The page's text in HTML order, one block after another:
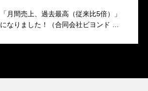
「月間売上、過去最高（従来比5倍）」
になりました！（合同会社ビヨンド 代